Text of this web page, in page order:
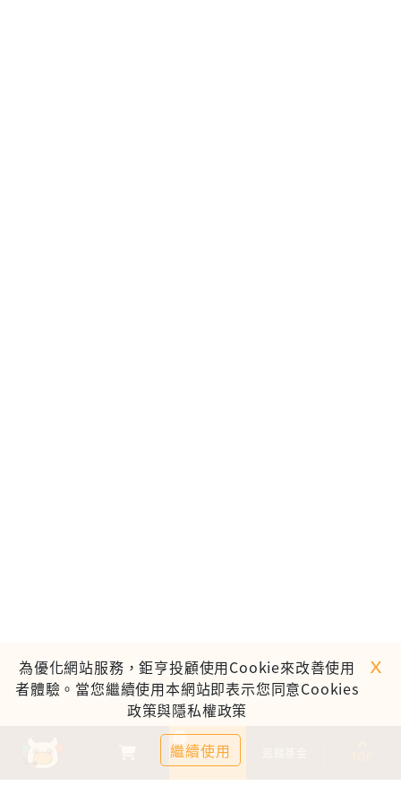
基金比較
0
為優化網站服務，鉅亨投顧使用Cookie來改善使用
者體驗。當您繼續使用本網站即表示您同意Cookies
政策與隱私權政策
繼續使用
ｘ